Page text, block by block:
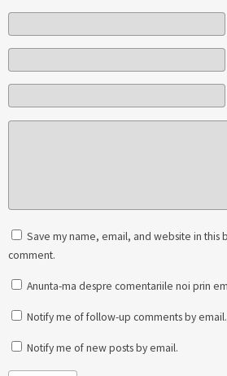
Save my name, email, and website in this
comment.
Anunta-ma despre comentariile noi prin
Notify me of follow-up comments by email.
Notify me of new posts by email.